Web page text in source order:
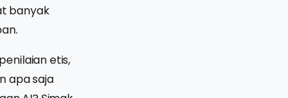
banyak
etis,
apa saja